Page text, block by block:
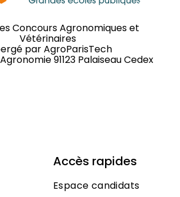
Concours Agronomiques et
Vétérinaires
parAgroParisTech
91123 Palaiseau Cedex
Accès rapides
Espace candidats